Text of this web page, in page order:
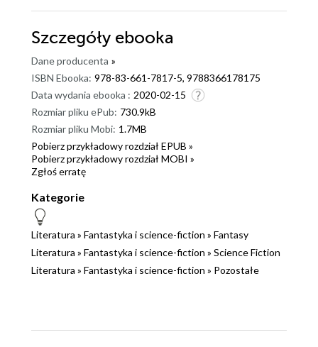
Szczegóły ebooka
Dane producenta »
ISBN Ebooka: 978-83-661-7817-5, 9788366178175
Data wydania ebooka : 2020-02-15
Rozmiar pliku ePub: 730.9kB
Rozmiar pliku Mobi: 1.7MB
Pobierz przykładowy rozdział EPUB »
Pobierz przykładowy rozdział MOBI »
Zgłoś erratę
Kategorie
Literatura » Fantastyka i science-fiction » Fantasy
Literatura » Fantastyka i science-fiction » Science Fiction
Literatura » Fantastyka i science-fiction » Pozostałe